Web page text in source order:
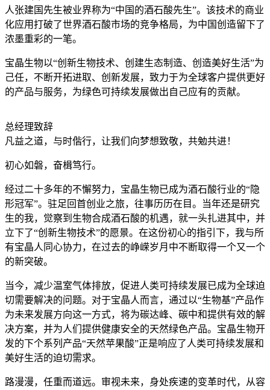
人张建国先生被业界称为“中国的酒石酸先生”。该技术的商业
化应用打破了世界酒石酸市场的竞争格局，为中国创造留下了
浓墨重彩的一笔。
宝晶生物以“创新生物技术、创建生态制造、创造美好生活”为
己任，不断开拓进取、创新发展，致力于为全球客户提供更好
的产品与服务，为绿色可持续发展做出自己应有的贡献。
总经理致辞
凡益之道，与时偕行，让我们向梦想致敬，共勉共进！
初心如磐，奋楫笃行。
经过二十多年的不懈努力，宝晶生物已成为酒石酸行业的“隐
形冠军”。驻足回首创业之旅，往事历历在目。当年还是研究
生的我，觉察到生物合成酒石酸的机遇，就一头扎进其中，并
立下了“创新生物技术”的愿景。在这份初心的指引下，我与所
有宝晶人同心协力，在过去的峥嵘岁月中不断取得一个又一个
的新突破。
当今，减少温室气体排放，促进人类可持续发展已成为全球迫
切需要解决的问题。对于宝晶人而言，通过以“生物基”产品作
为未来发展方向这一方式，将为碳达峰、碳中和提供有效的解
决方案，并为人们提供健康安全的天然绿色产品。宝晶生物开
发的下个系列产品“天然苹果酸”正是响应了人类可持续发展和
美好生活的迫切需求。
路漫漫，任重而道远。审视未来，身处疾速的变革时代，从容